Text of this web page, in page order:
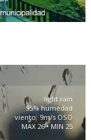
light rain
95% humedad
viento: 9m/s OSO
MAX 26 • MIN 25